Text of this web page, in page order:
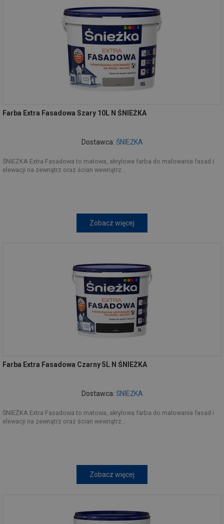
Farba Extra Fasadowa Szary 10L N ŚNIEŻKA
Dostawca: ŚNIEŻKA
ŚNIEŻKA Extra Fasadowa to matowa, akrylowa farba do malowania fasad i
elewacji na zewnątrz oraz ścian wewnątrz...
Zobacz więcej
Farba Extra Fasadowa Czarny 5L N ŚNIEŻKA
Dostawca: ŚNIEŻKA
ŚNIEŻKA Extra Fasadowa to matowa, akrylowa farba do malowania fasad i
elewacji na zewnątrz oraz ścian wewnątrz...
Zobacz więcej